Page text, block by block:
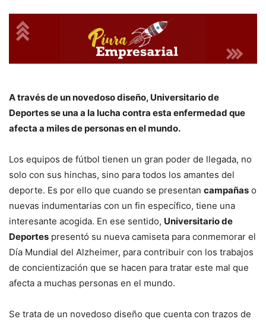
A través de un novedoso diseño, Universitario de
Deportes se una a la lucha contra esta enfermedad que
afecta a miles de personas en el mundo.
Los equipos de fútbol tienen un gran poder de llegada, no
solo con sus hinchas, sino para todos los amantes del
deporte. Es por ello que cuando se presentan campañas o
nuevas indumentarias con un fin específico, tiene una
interesante acogida. En ese sentido, Universitario de
Deportes presentó su nueva camiseta para conmemorar el
Día Mundial del Alzheimer, para contribuir con los trabajos
de concientización que se hacen para tratar este mal que
afecta a muchas personas en el mundo.
Se trata de un novedoso diseño que cuenta con trazos de